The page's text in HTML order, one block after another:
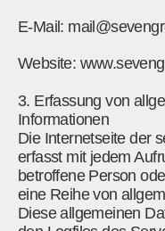
E-Mail:
Website:
3. Erfassung von
Informationen
Die Internetseite der
erfasst mit jedem
betroffene Person
eine Reihe von
Diese allgemeinen